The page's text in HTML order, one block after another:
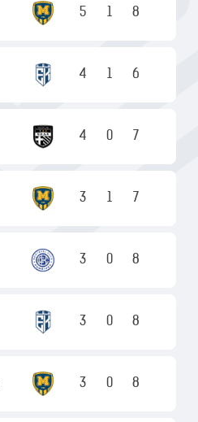
5 1 8
4 1 6
4 0 7
3 1 7
3 0 8
3 0 8
3 0 8